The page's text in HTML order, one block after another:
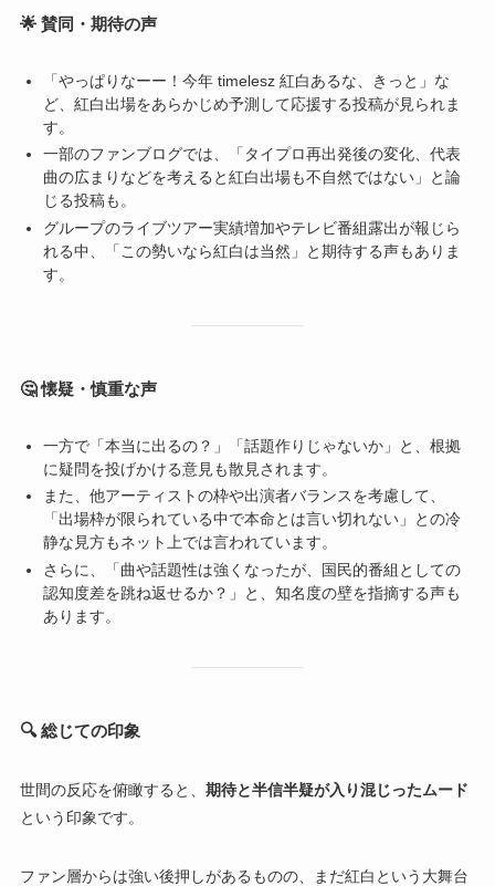
🌟 賛同・期待の声
「やっぱりなーー！今年 timelesz 紅白あるな、きっと」な
ど、紅白出場をあらかじめ予測して応援する投稿が見られま
す。
一部のファンブログでは、「タイプロ再出発後の変化、代表
曲の広まりなどを考えると紅白出場も不自然ではない」と論
じる投稿も。
グループのライブツアー実績増加やテレビ番組露出が報じら
れる中、「この勢いなら紅白は当然」と期待する声もありま
す。
🤔 懐疑・慎重な声
一方で「本当に出るの？」「話題作りじゃないか」と、根拠
に疑問を投げかける意見も散見されます。
また、他アーティストの枠や出演者バランスを考慮して、
「出場枠が限られている中で本命とは言い切れない」との冷
静な見方もネット上では言われています。
さらに、「曲や話題性は強くなったが、国民的番組としての
認知度差を跳ね返せるか？」と、知名度の壁を指摘する声も
あります。
🔍 総じての印象
世間の反応を俯瞰すると、 期待と半信半疑が入り混じったムード
という印象です。
ファン層からは強い後押しがあるものの、まだ紅白という大舞台